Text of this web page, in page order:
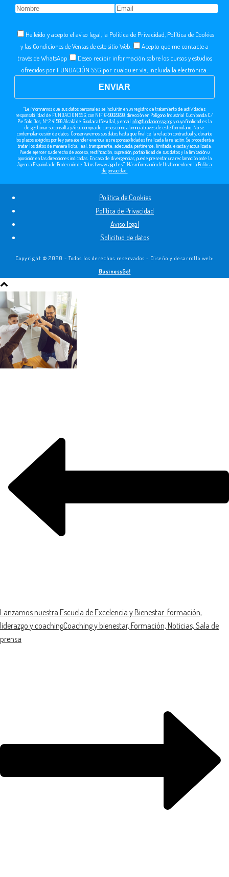
He leído y acepto el aviso legal, la Política de Privacidad, Política de Cookies
y las Condiciones de Ventas de este sitio Web.
Acepto que me contacte a
través de WhatsApp
Deseo recibir información sobre los cursos y estudios
ofrecidos por FUNDACIÓN SSG por cualquier vía, incluida la electrónica.
"Le informamos que sus datos personales se incluirán en un registro de tratamiento de actividades
responsabilidad de FUNDACIÓN SSG, con NIF G-90029299, dirección en Polígono Industrial Cuchipanda C/
Pie Solo Dos, Nº 2 41500 Alcalá de Guadaira (Sevilla), y email info@fundacionssg.orgy cuya finalidad es la
de gestionar su consulta y/o su compra de cursos como alumno a través de este formulario. No se
contemplan cesión de datos. Conservaremos sus datos hasta que finalice la relación contractual y, durante
los plazos exigidos por ley para atender eventuales responsabilidades finalizada la relación. Se procederá a
tratar los datos de manera lícita, leal, transparente, adecuada, pertinente, limitada, exacta y actualizada.
Puede ejercer su derecho de acceso, rectificación, supresión, portabilidad de sus datos y la limitación u
oposición en las direcciones indicadas. En caso de divergencias, puede presentar una reclamación ante la
Agencia Española de Protección de Datos (www.agpd.es)". Más información del tratamiento en la Política
de privacidad.
Copyright © 2020 - Todos los derechos reservados - Diseño y desarrollo web:
BusinessGo!
Política de Cookies
Política de Privacidad
Aviso legal
Solicitud de datos
Lanzamos nuestra Escuela de Excelencia y Bienestar: formación,
liderazgo y coachingCoaching y bienestar, Formación, Noticias, Sala de
prensa